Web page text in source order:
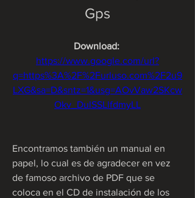
Gps
Download:
https://www.google.com/url?
q=https%3A%2F%2Furluso.com%2F2u9
LXG&sa=D&sntz=1&usg=AOvVaw2SKcw
Okv_DulSSLlfdmyLL
Encontramos también un manual en
papel, lo cual es de agradecer en vez
de famoso archivo de PDF que se
coloca en el CD de instalación de los